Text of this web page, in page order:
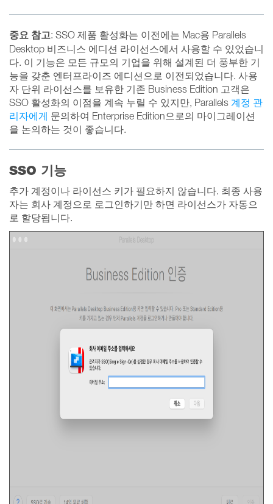
중요 참고: SSO 제품 활성화는 이전에는 Mac용 Parallels
Desktop 비즈니스 에디션 라이선스에서 사용할 수 있었습니
다. 이 기능은 모든 규모의 기업을 위해 설계된 더 풍부한 기
능을 갖춘 엔터프라이즈 에디션으로 이전되었습니다. 사용
자 단위 라이선스를 보유한 기존 Business Edition 고객은
SSO 활성화의 이점을 계속 누릴 수 있지만, Parallels 계정 관
리자에게 문의하여 Enterprise Edition으로의 마이그레이션
을 논의하는 것이 좋습니다.
SSO 기능
추가 계정이나 라이선스 키가 필요하지 않습니다. 최종 사용
자는 회사 계정으로 로그인하기만 하면 라이선스가 자동으
로 할당됩니다.